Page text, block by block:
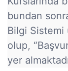
bundan
Bilgi
olup,
yer